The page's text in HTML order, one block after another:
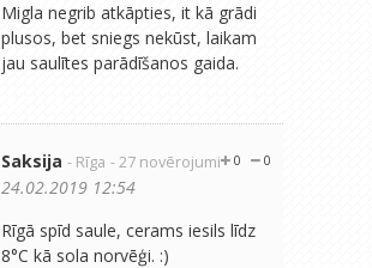
Migla negrib atkāpties, it kā grādi
plusos, bet sniegs nekūst, laikam
jau saulītes parādīšanos gaida.
Saksija - Rīga - 27 novērojumi 0
0
24.02.2019 12:54
Rīgā spīd saule, cerams iesils līdz
8°C kā sola norvēģi. :)